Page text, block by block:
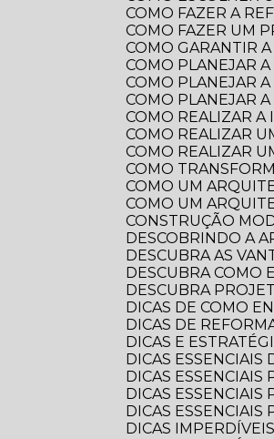
COMO FAZER A
COMO FAZER UM
COMO GARANTIR
COMO PLANEJAR
COMO PLANEJAR
COMO PLANEJAR
COMO REALIZAR
COMO REALIZAR
COMO REALIZAR
COMO
COMO UM
COMO UM
CONSTRUÇÃO
DESCOBRINDO A
DESCUBRA AS
DESCUBRA
DESCUBRA
DICAS DE COMO
DICAS DE
DICAS E
DICAS
DICAS
DICAS
DICAS
DICAS